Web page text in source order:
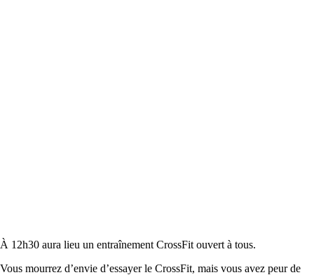
À 12h30 aura lieu un entraînement CrossFit ouvert à tous.
Vous mourrez d’envie d’essayer le CrossFit, mais vous avez peur de